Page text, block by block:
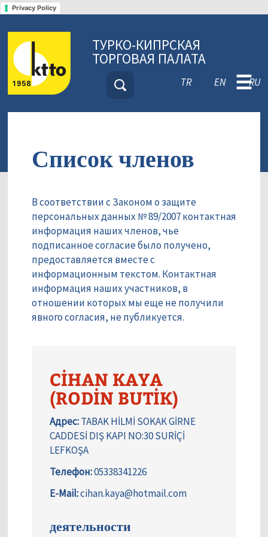
Privacy Policy
ТУРКО-КИПРСКАЯ
ТОРГОВАЯ ПАЛАТА
TR EN RU
☰
Список членов
В соответствии с Законом о защите
персональных данных № 89/2007 контактная
информация наших членов, чье
подписанное согласие было получено,
предоставляется вместе с
информационным текстом. Контактная
информация наших участников, в
отношении которых мы еще не получили
явного согласия, не публикуется.
CİHAN KAYA
(RODİN BUTİK)
Адрес:TABAK HİLMİ SOKAK GİRNE
CADDESİ DIŞ KAPI NO:30 SURİÇİ
LEFKOŞA
Телефон:05338341226
E-Mail:cihan.kaya@hotmail.com
деятельности